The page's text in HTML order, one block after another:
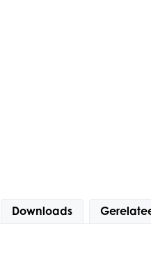
Downloads